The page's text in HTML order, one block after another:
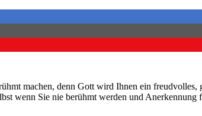
machen, denn Gott wird Ihnen ein freudvolles,
wenn Sie nie berühmt werden und Anerkennung